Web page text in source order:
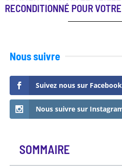
RECONDITIONNÉ POUR
Nous suivre
Suivez nous sur Facebook
Nous suivre sur
SOMMAIRE